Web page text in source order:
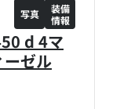
d 4マ
ゼル
写真
装備
情報